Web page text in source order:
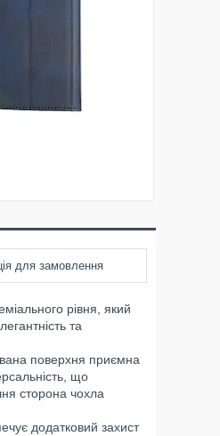
для замовлення
рівня, який
та
поверхня приємна
що
сторона чохла
додатковий захист